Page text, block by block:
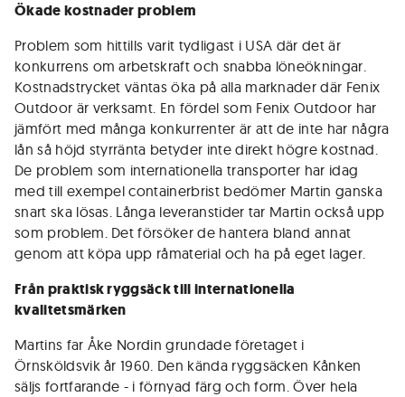
Ökade kostnader problem
Problem som hittills varit tydligast i USA där det är
konkurrens om arbetskraft och snabba löneökningar.
Kostnadstrycket väntas öka på alla marknader där Fenix
Outdoor är verksamt. En fördel som Fenix Outdoor har
jämfört med många konkurrenter är att de inte har några
lån så höjd styrränta betyder inte direkt högre kostnad.
De problem som internationella transporter har idag
med till exempel containerbrist bedömer Martin ganska
snart ska lösas. Långa leveranstider tar Martin också upp
som problem. Det försöker de hantera bland annat
genom att köpa upp råmaterial och ha på eget lager.
Från praktisk ryggsäck till internationella
kvalitetsmärken
Martins far Åke Nordin grundade företaget i
Örnsköldsvik år 1960. Den kända ryggsäcken Kånken
säljs fortfarande - i förnyad färg och form. Över hela